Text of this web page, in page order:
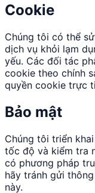
Cookie
Chúng tôi có thể
dịch vụ khỏi lạm
yếu. Các đối tác
cookie theo chính
quyền cookie trực
Bảo mật
Chúng tôi triển
tốc độ và kiểm tra
có phương pháp
hãy tránh gửi
này.